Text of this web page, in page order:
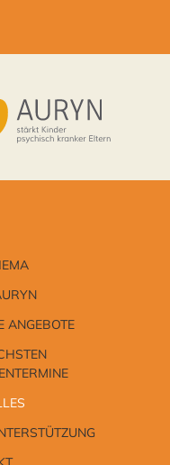
Trier e.V.
psychisch
ANGEBOTE